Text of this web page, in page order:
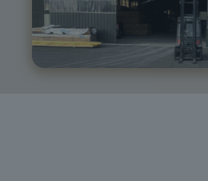
05 81 55